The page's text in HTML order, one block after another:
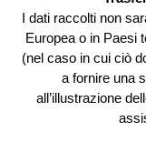
I dati raccolti non
Europea o in Paesi
(nel caso in cui ciò
a fornire una
all’illustrazione